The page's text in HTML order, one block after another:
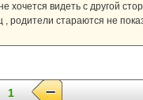
хочется видеть с другой
стараются не
1